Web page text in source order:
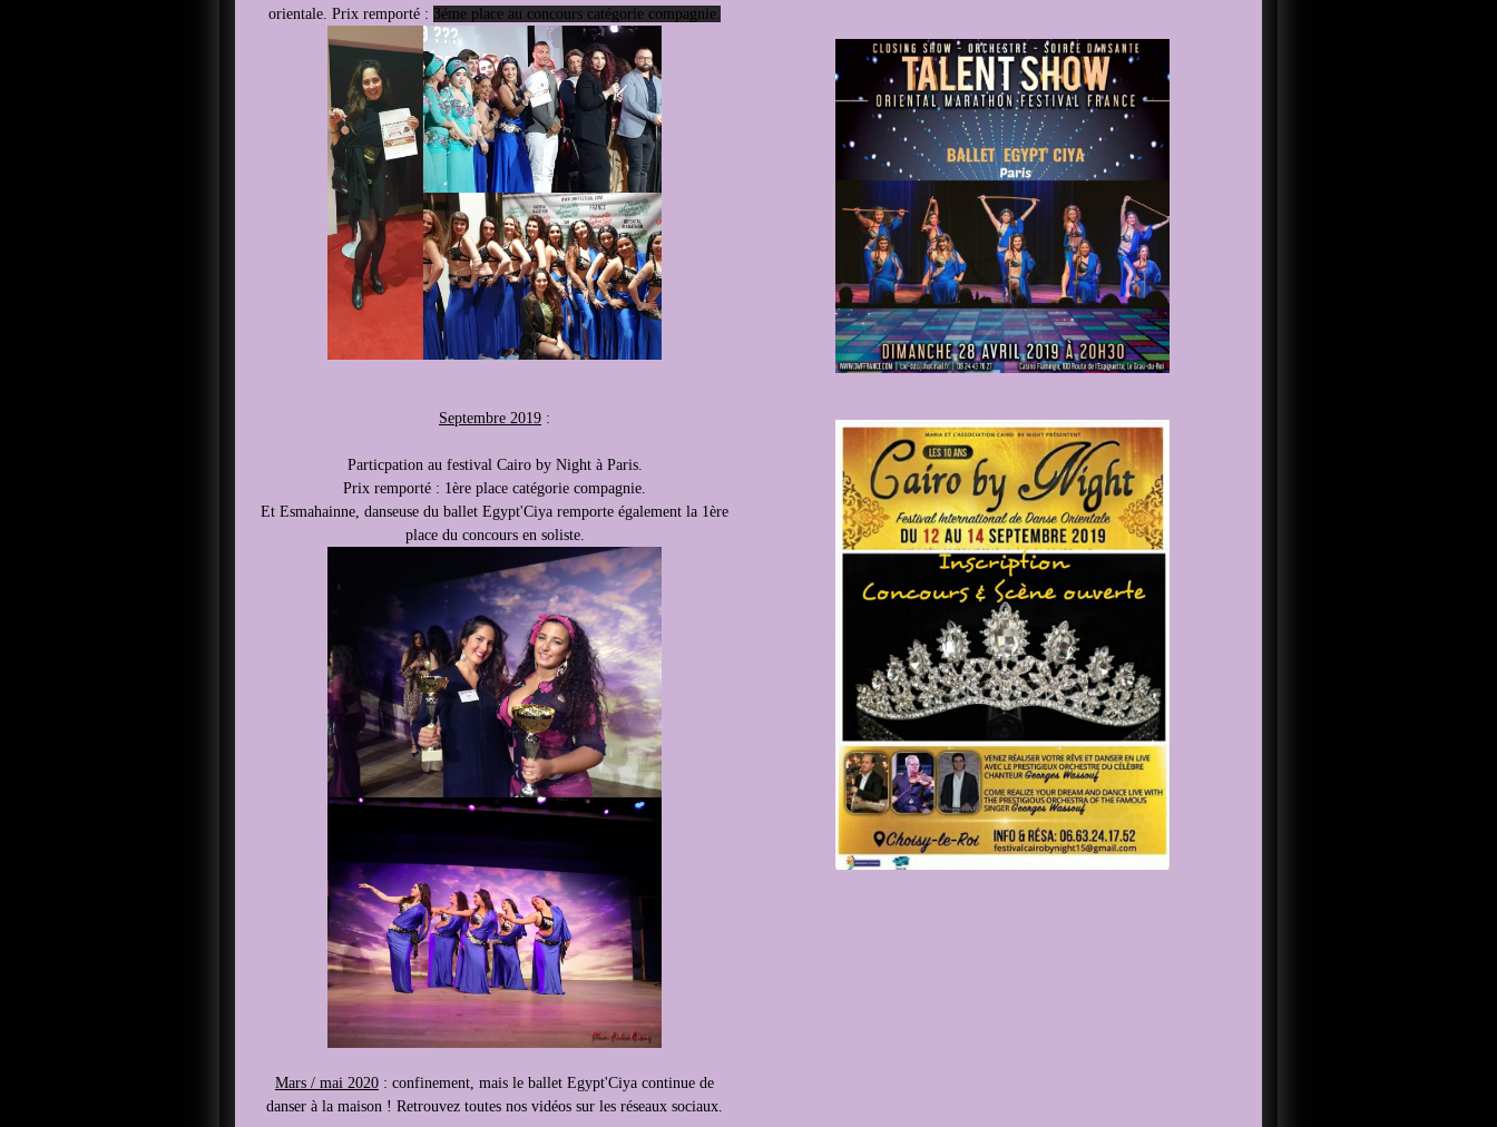
orientale. Prix remporté : 3éme place au concours catégorie compagnie.
Septembre 2019 :
Particpation au festival Cairo by Night à Paris.
Prix remporté : 1ère place catégorie compagnie.
Et Esmahainne, danseuse du ballet Egypt'Ciya remporte également la 1ère
place du concours en soliste.
Mars / mai 2020 : confinement, mais le ballet Egypt'Ciya continue de
danser à la maison ! Retrouvez toutes nos vidéos sur les réseaux sociaux.